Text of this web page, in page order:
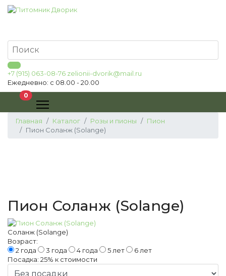
+7 (915) 063-08-76 zelionii-dvorik@mail.ru
Ежедневно: с 08.00 - 20.00
0В корзину
Главная Каталог Розы и пионы
Пион
Пион Соланж (Solange)
Пион Соланж (Solange)
Соланж (Solange)
Возраст:
2 года
3 года 4 года 5 лет
6 лет
Посадка: 25% к стоимости